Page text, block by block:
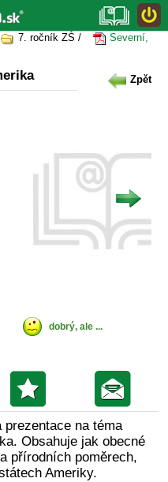
7. ročník ZŠ /
Severní,
Zpět
dobrý, ale ...
prezentace na téma
Obsahuje jak obecné
přírodních poměrech,
Ameriky.